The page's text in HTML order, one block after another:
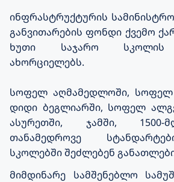
ინფრასტრუქტურის
განვითარების ფონდი ქვემო
ხუთი საჯარო სკოლის
ახორციელებს.
სოფელ აღმამედლოში,
დიდი ბეგლიარში, სოფელ
ასურეთში, ჯამში,
თანამედროვე
სკოლებშიშეძლებენ
მიმდინარე სამშენებლო